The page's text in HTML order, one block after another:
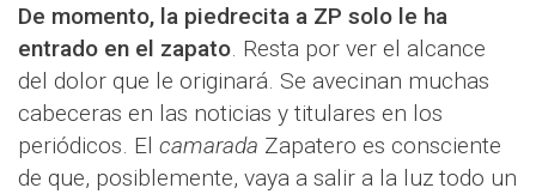
De momento, la piedrecita a ZP solo le ha
entrado en el zapato. Resta por ver el alcance
del dolor que le originará. Se avecinan muchas
cabeceras en las noticias y titulares en los
periódicos. El camarada Zapatero es consciente
de que, posiblemente, vaya a salir a la luz todo un